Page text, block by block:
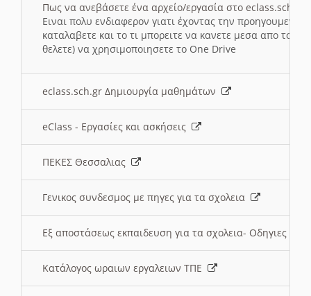
Πως να ανεβάσετε ένα αρχείο/εργασία στο eclass.sch.gr
Ειναι πολυ ενδιαφερον γιατι έχοντας την
καταλαβετε και το τι μπορειτε να κανετε μεσα απο το
θελετε) να χρησιμοποιησετε το One Drive
eclass.sch.gr Δημιουργία μαθημάτων
eClass - Εργασίες και ασκήσεις
ΠΕΚΕΣ Θεσσαλιας
Γενικος συνδεσμος με πηγες για τα σχολεια
Εξ αποστάσεως εκπαιδευση για τα σχολεια- Οδηγιες
Κατάλογος ωραιων εργαλειων ΤΠΕ